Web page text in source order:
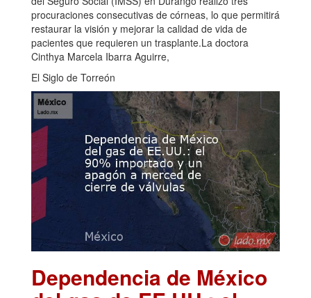
procuraciones consecutivas de córneas, lo que permitirá
restaurar la visión y mejorar la calidad de vida de
pacientes que requieren un trasplante.La doctora
Cinthya Marcela Ibarra Aguirre,
El Siglo de Torreón
Dependencia de México